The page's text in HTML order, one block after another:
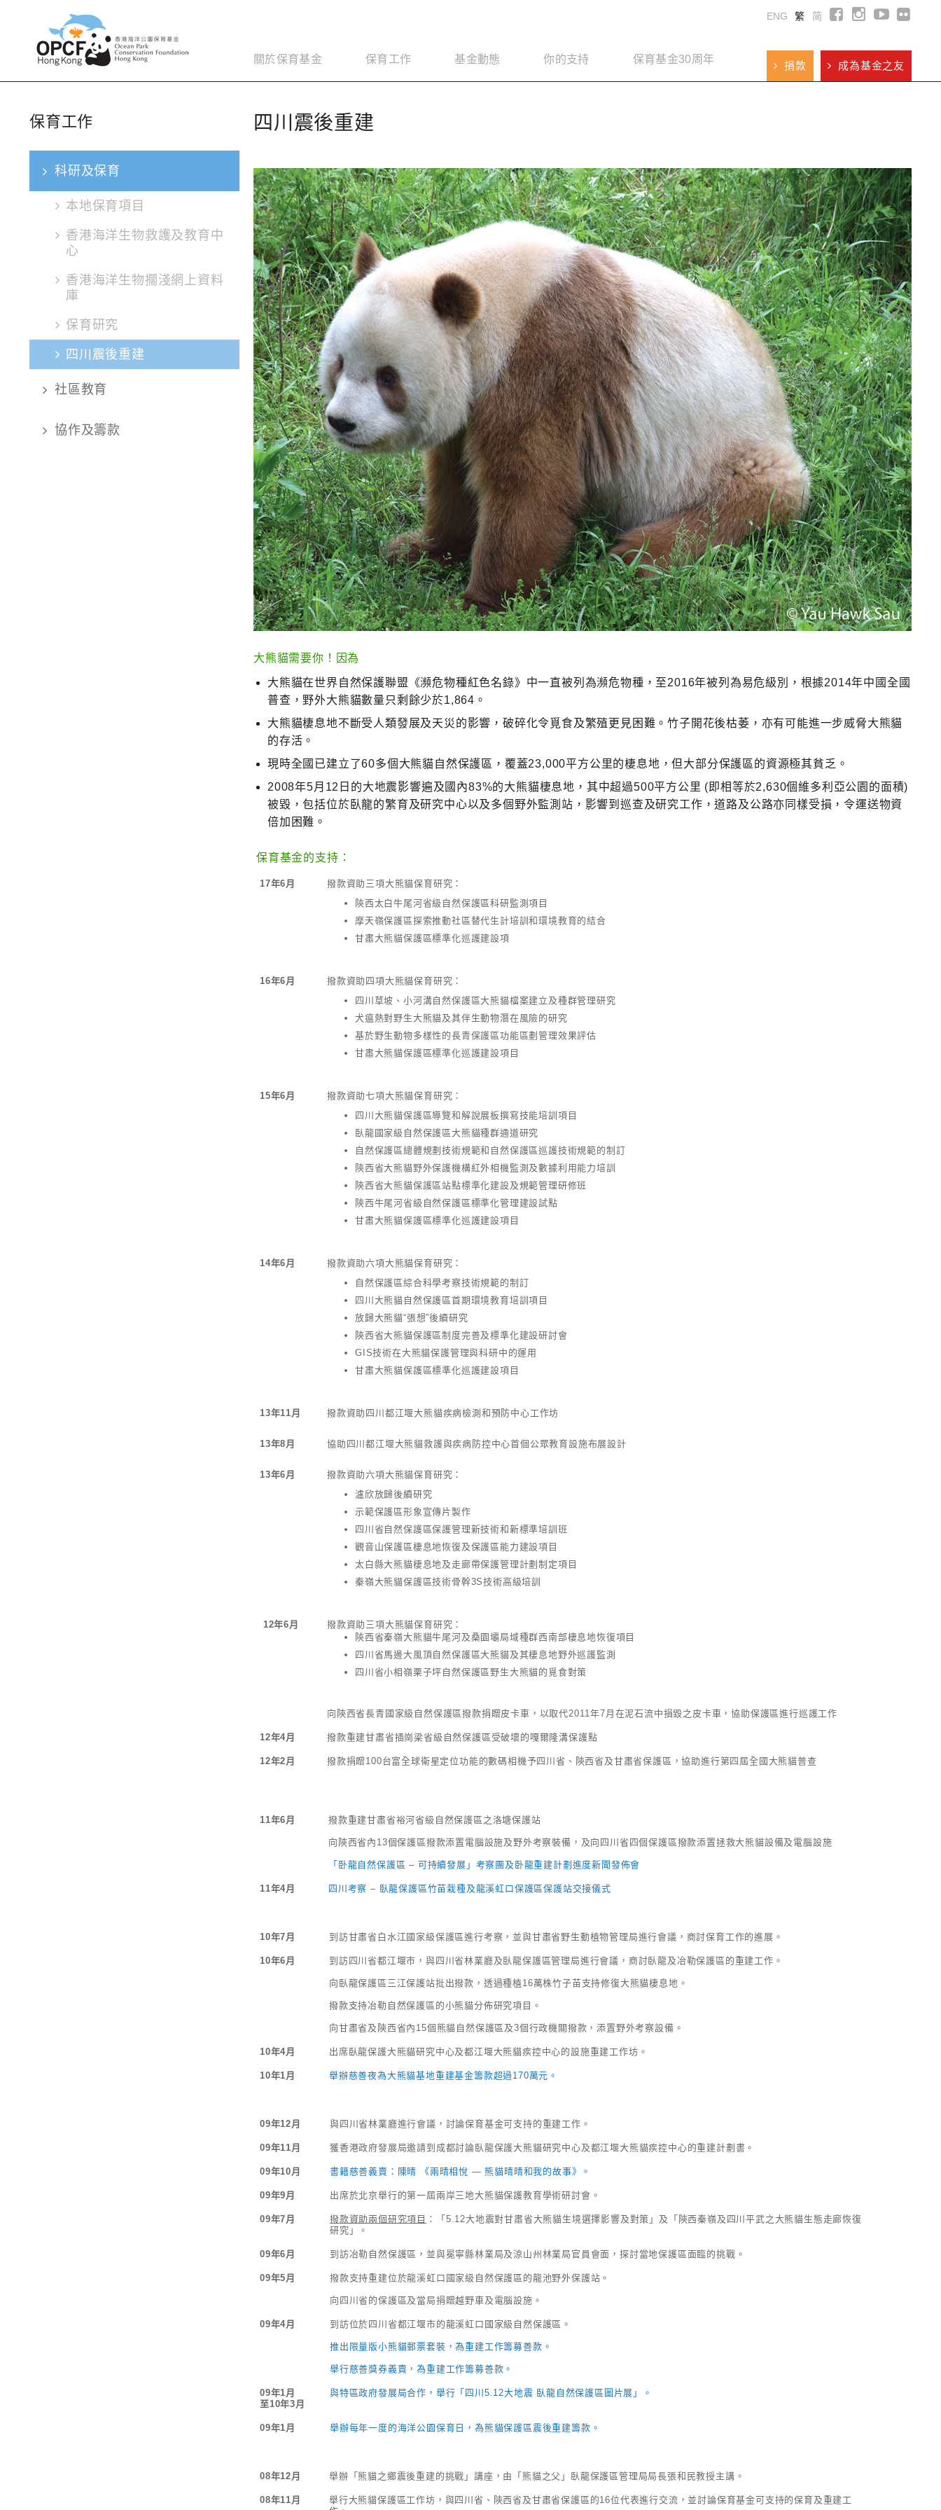
ENG 繁 简
關於保育基金 保育工作 基金動態 你的支持 保育基金30周年
成為基金之友
捐款
保育工作
科研及保育
本地保育項目
香港海洋生物救護及教育中
心
香港海洋生物擱淺網上資料
庫
保育研究
四川震後重建
社區教育
協作及籌款
四川震後重建
大熊貓需要你！因為
大熊貓在世界自然保護聯盟《瀕危物種紅色名錄》中一直被列為瀕危物種，至2016年被列為易危級別， 根據2014年中國全國
普查，野外大熊貓數量只剩餘少於1,864。
大熊貓棲息地不斷受人類發展及天災的影響，破碎化令覓食及繁殖更見困難。竹子開花後枯萎，亦有可能進一步威脅大熊貓
的存活。
現時全國已建立了60多個大熊貓自然保護區，覆蓋23,000平方公里的棲息地，但大部分保護區的資源極其貧乏。
2008年5月12日的大地震影響遍及國內83%的大熊貓棲息地，其中超過500平方公里 (即相等於2,630個維多利亞公園的面積)
被毀，包括位於臥龍的繁育及研究中心以及多個野外監測站，影響到巡查及研究工作，道路及公路亦同樣受損，令運送物資
倍加困難。
保育基金的支持：
17年6月
撥款資助三項大熊貓保育研究：
陝西太白牛尾河省級自然保護區科研監測項目
摩天嶺保護區探索推動社區替代生計培訓和環境教育的結合
甘肅大熊貓保護區標準化巡護建設項
16年6月
撥款資助四項大熊貓保育研究：
四川草坡、小河溝自然保護區大熊貓檔案建立及種群管理研究
犬瘟熱對野生大熊貓及其伴生動物潛在風險的研究
基於野生動物多樣性的長青保護區功能區劃管理效果評估
甘肅大熊貓保護區標準化巡護建設項目
15年6月
撥款資助七項大熊貓保育研究：
四川大熊貓保護區導覽和解說展板撰寫技能培訓項目
臥龍國家級自然保護區大熊貓種群通道研究
自然保護區總體規劃技術規範和自然保護區巡護技術規範的制訂
陝西省大熊貓野外保護機構紅外相機監測及數據利用能力培訓
陝西省大熊貓保護區站點標準化建設及規範管理研修班
陝西牛尾河省級自然保護區標準化管理建設試點
甘肅大熊貓保護區標準化巡護建設項目
14年6月
撥款資助六項大熊貓保育研究：
自然保護區綜合科學考察技術規範的制訂
四川大熊貓自然保護區首期環境教育培訓項目
放歸大熊貓“張想”後續研究
陝西省大熊貓保護區制度完善及標準化建設研討會
GIS技術在大熊貓保護管理與科研中的運用
甘肅大熊貓保護區標準化巡護建設項目
13年11月 撥款資助四川都江堰大熊貓疾病檢測和預防中心工作坊
13年8月 協助四川都江堰大熊貓救護與疾病防控中心首個公眾教育設施布展設計
13年6月
撥款資助六項大熊貓保育研究：
瀘欣放歸後續研究
示範保護區形象宣傳片製作
四川省自然保護區保護管理新技術和新標準培訓班
觀音山保護區棲息地恢復及保護區能力建設項目
太白縣大熊貓棲息地及走廊帶保護管理計劃制定項目
秦嶺大熊貓保護區技術骨幹3S技術高級培訓
12年6月
撥款資助三項大熊貓保育研究：
陝西省秦嶺大熊貓牛尾河及桑園壩局域種群西南部棲息地恢復項目
四川省馬邊大風頂自然保護區大熊貓及其棲息地野外巡護監測
四川省小相嶺栗子坪自然保護區野生大熊貓的覓食對策
向陝西省長青國家級自然保護區撥款捐贈皮卡車，以取代2011年7月在泥石流中損毀之皮卡車，協助保護區進行巡護工作
12年4月 撥款重建甘肅省插崗梁省級自然保護區受破壞的嘎爾隆溝保護點
12年2月 撥款捐贈100台富全球衛星定位功能的數碼相機予四川省、陝西省及甘肅省保護區，協助進行第四屆全國大熊貓普查
11年6月 撥款重建甘肅省裕河省級自然保護區之洛塘保護站
向陝西省內13個保護區撥款添置電腦設施及野外考察裝備，及向四川省四個保護區撥款添置拯救大熊貓設備及電腦設施
「卧龍自然保護區 – 可持續發展」考察團及卧龍重建計劃進度新聞發佈會
11年4月 四川考察 – 臥龍保護區竹苗栽種及龍溪虹口保護區保護站交接儀式
10年7月 到訪甘肅省白水江國家級保護區進行考察，並與甘肅省野生動植物管理局進行會議，商討保育工作的進展。
10年6月 到訪四川省都江堰市，與四川省林業廳及臥龍保護區管理局進行會議，商討臥龍及冶勒保護區的重建工作。
向臥龍保護區三江保護站批出撥款，透過種植16萬株竹子苗支持修復大熊貓棲息地。
撥款支持冶勒自然保護區的小熊貓分佈研究項目。
向甘肅省及陝西省內15個熊貓自然保護區及3個行政機關撥款，添置野外考察設備。
10年4月 出席臥龍保護大熊貓研究中心及都江堰大熊貓疾控中心的設施重建工作坊。
10年1月 舉辦慈善夜為大熊貓基地重建基金籌款超過170萬元。
09年12月 與四川省林業廳進行會議，討論保育基金可支持的重建工作。
09年11月 獲香港政府發展局邀請到成都討論臥龍保護大熊貓研究中心及都江堰大熊貓疾控中心的重建計劃書。
09年10月 書籍慈善義賣：陳晴 《兩晴相悅 — 熊貓晴晴和我的故事》。
09年9月 出席於北京舉行的第一屆兩岸三地大熊貓保護教育學術研討會。
09年7月 撥款資助兩個研究項目 ：「5.12大地震對甘肅省大熊貓生境選擇影響及對策」及「陝西秦嶺及四川平武之大熊貓生態走廊恢復
研究」。
09年6月 到訪冶勒自然保護區，並與冕寧縣林業局及涼山州林業局官員會面，探討當地保護區面臨的挑戰。
09年5月 撥款支持重建位於龍溪虹口國家級自然保護區的龍池野外保護站。
向四川省的保護區及當局捐贈越野車及電腦設施。
09年4月 到訪位於四川省都江堰市的龍溪虹口國家級自然保護區。
推出限量版小熊貓郵票套裝，為重建工作籌募善款。
舉行慈善獎券義賣，為重建工作籌募善款。
09年1月
至10年3月
與特區政府發展局合作，舉行「四川5.12大地震 臥龍自然保護區圖片展」。
09年1月 舉辦每年一度的海洋公園保育日，為熊貓保護區震後重建籌款。
08年12月 舉辦「熊貓之鄉震後重建的挑戰」講座，由「熊貓之父」臥龍保護區管理局局長張和民教授主講。
08年11月
舉行大熊貓保護區工作坊，與四川省、陝西省及甘肅省保護區的16位代表進行交流，並討論保育基金可支持的保育及重建工